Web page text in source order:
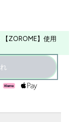
ZOROME】使用